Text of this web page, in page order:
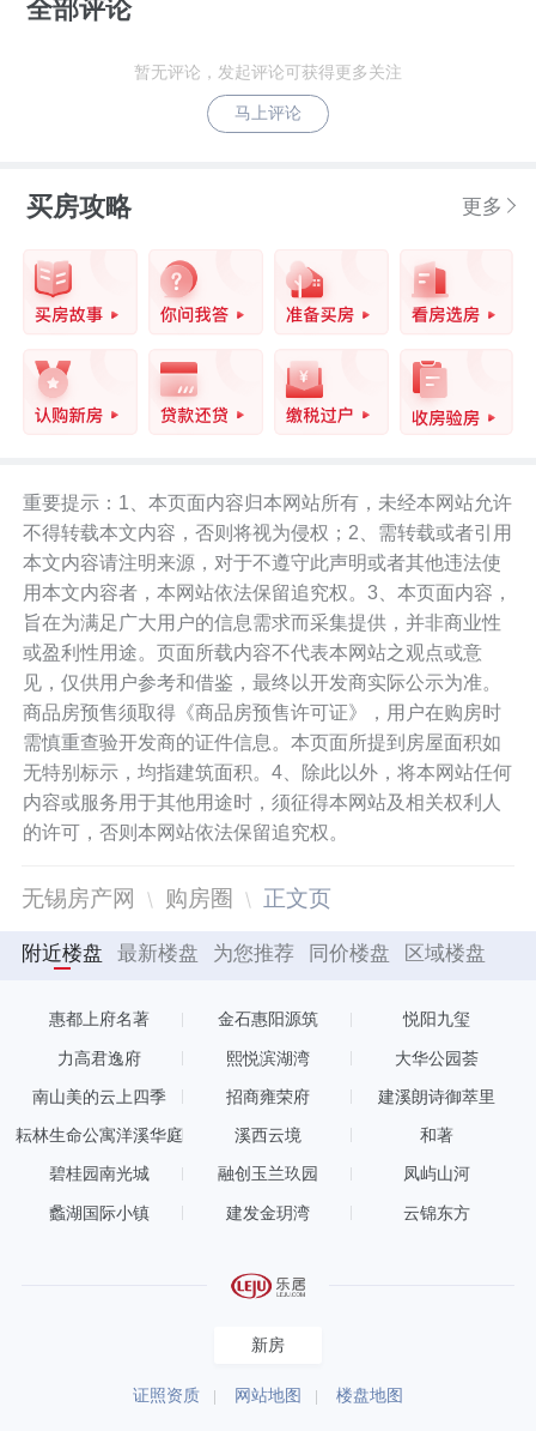
全部评论
暂无评论，发起评论可获得更多关注
马上评论
买房攻略 更多
重要提示：1、本页面内容归本网站所有，未经本网站允许
不得转载本文内容，否则将视为侵权；2、需转载或者引用
本文内容请注明来源，对于不遵守此声明或者其他违法使
用本文内容者，本网站依法保留追究权。3、本页面内容，
旨在为满足广大用户的信息需求而采集提供，并非商业性
或盈利性用途。页面所载内容不代表本网站之观点或意
见，仅供用户参考和借鉴，最终以开发商实际公示为准。
商品房预售须取得《商品房预售许可证》，用户在购房时
需慎重查验开发商的证件信息。本页面所提到房屋面积如
无特别标示，均指建筑面积。4、除此以外，将本网站任何
内容或服务用于其他用途时，须征得本网站及相关权利人
的许可，否则本网站依法保留追究权。
无锡房产网 购房圈 正文页
附近楼盘 最新楼盘 为您推荐 同价楼盘 区域楼盘
惠都上府名著 金石惠阳源筑 悦阳九玺
力高君逸府 熙悦滨湖湾 大华公园荟
南山美的云上四季 招商雍荣府 建溪朗诗御萃里
耘林生命公寓洋溪华庭 溪西云境 和著
碧桂园南光城 融创玉兰玖园 凤屿山河
蠡湖国际小镇 建发金玥湾 云锦东方
新房
证照资质 网站地图 楼盘地图